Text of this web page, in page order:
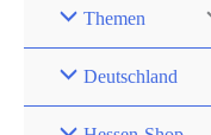
Themen
Deutschland